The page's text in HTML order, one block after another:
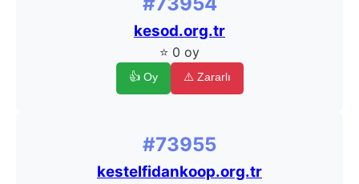
kesod.org.tr
⭐ 0 oy
👍 Oy ⚠️ Zararlı
#73955
kestelfidankoop.org.tr